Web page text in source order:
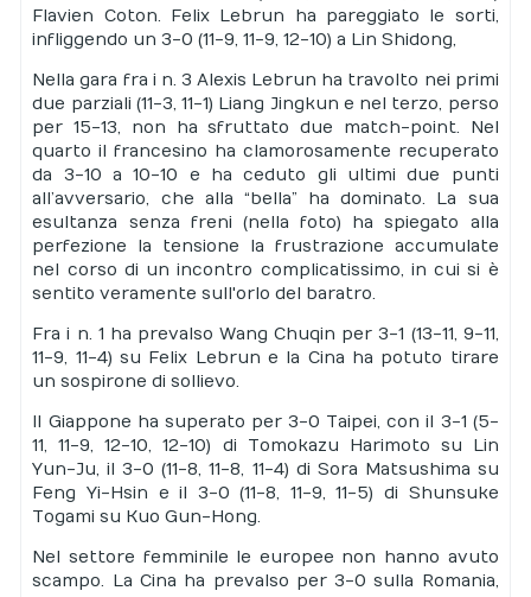
Flavien Coton. Felix Lebrun ha pareggiato le sorti,
infliggendo un 3-0 (11-9, 11-9, 12-10) a Lin Shidong,
Nella gara fra i n. 3 Alexis Lebrun ha travolto nei primi
due parziali (11-3, 11-1) Liang Jingkun e nel terzo, perso
per 15-13, non ha sfruttato due match-point. Nel
quarto il francesino ha clamorosamente recuperato
da 3-10 a 10-10 e ha ceduto gli ultimi due punti
all’avversario, che alla “bella” ha dominato. La sua
esultanza senza freni (nella foto) ha spiegato alla
perfezione la tensione la frustrazione accumulate
nel corso di un incontro complicatissimo, in cui si è
sentito veramente sull'orlo del baratro.
Fra i n. 1 ha prevalso Wang Chuqin per 3-1 (13-11, 9-11,
11-9, 11-4) su Felix Lebrun e la Cina ha potuto tirare
un sospirone di sollievo.
Il Giappone ha superato per 3-0 Taipei, con il 3-1 (5-
11, 11-9, 12-10, 12-10) di Tomokazu Harimoto su Lin
Yun-Ju, il 3-0 (11-8, 11-8, 11-4) di Sora Matsushima su
Feng Yi-Hsin e il 3-0 (11-8, 11-9, 11-5) di Shunsuke
Togami su Kuo Gun-Hong.
Nel settore femminile le europee non hanno avuto
scampo. La Cina ha prevalso per 3-0 sulla Romania,